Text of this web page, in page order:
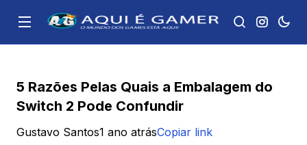
5 Razões Pelas Quais a Embalagem do
Switch 2 Pode Confundir
Gustavo Santos1 ano atrásCopiar link